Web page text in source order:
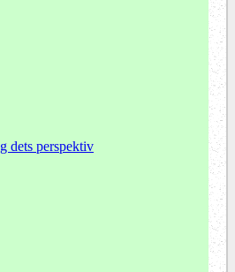
dets perspektiv